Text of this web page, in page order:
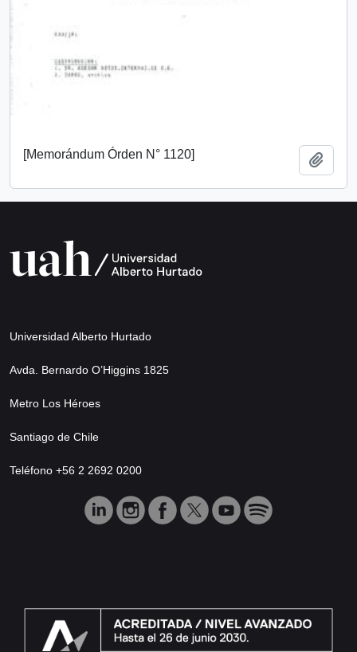
[Memorándum Órden N° 1120]
Universidad Alberto Hurtado
Avda. Bernardo O’Higgins 1825
Metro Los Héroes
Santiago de Chile
Teléfono +56 2 2692 0200